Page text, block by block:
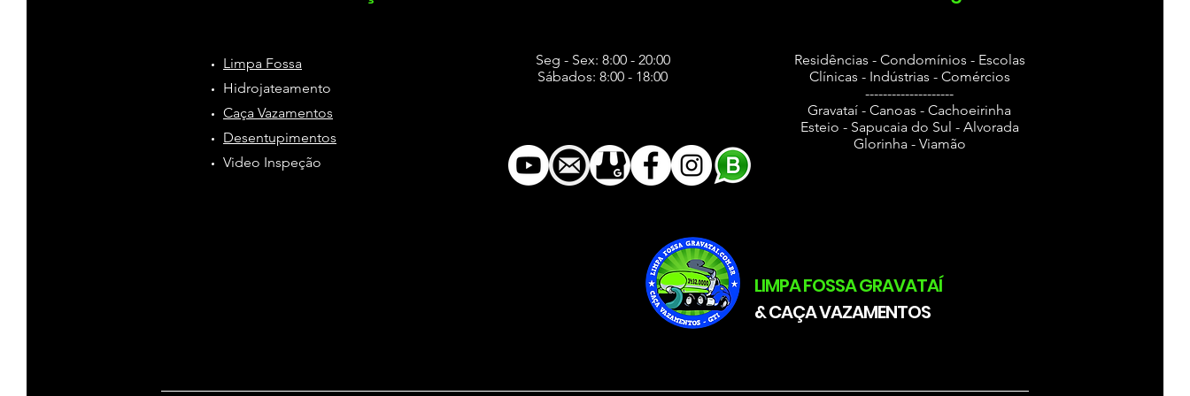
Limpa Fossa
Hidrojateamento
Caça Vazamentos
Desentupimentos
Video Inspeção
Seg - Sex: 8:00 - 20:00
Sábados: 8:00 - 18:00
Residências - Condomínios - Escolas
Clínicas - Indústrias - Comércios
--------------------
Gravataí - Canoas - Cachoeirinha
Esteio - Sapucaia do Sul - Alvorada
Glorinha - Viamão
LIMPA FOSSA GRAVATAÍ
&CAÇA VAZAMENTOS